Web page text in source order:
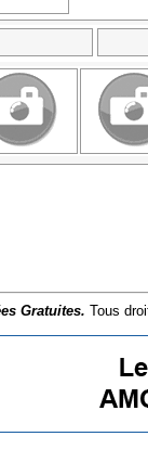
Gratuites. Tous